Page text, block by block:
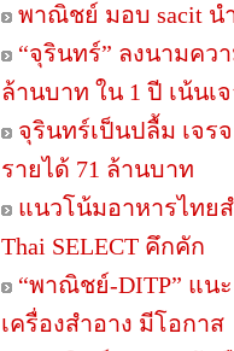
พาณิชย์ มอบ sacit น
“จุรินทร์” ลงนามคว
ล้านบาท ใน 1 ปี เน้นเ
จุรินทร์เป็นปลื้ม เจร
รายได้ 71 ล้านบาท
แนวโน้มอาหารไทย
Thai SELECT คึกคัก
“พาณิชย์-DITP” แน
เครื่องสำอาง มีโอกาส